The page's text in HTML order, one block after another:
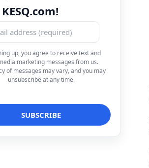
up, you agree to receive text and
marketing messages from us.
of messages may vary, and you may
unsubscribe at any time.